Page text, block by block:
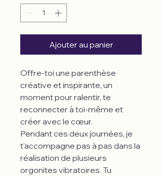
Ajouter au panier
Offre-toi une parenthèse
créative et inspirante, un
moment pour ralentir, te
reconnecter à toi-même et
créer avec le cœur.
Pendant ces deux journées, je
t'accompagne pas à pas dans la
réalisation de plusieurs
orgonites vibratoires. Tu